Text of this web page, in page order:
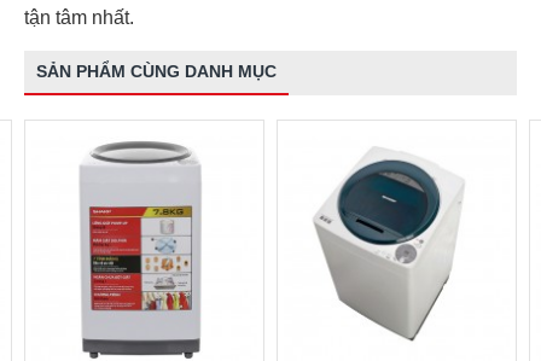
tận tâm nhất.
SẢN PHẨM CÙNG DANH MỤC